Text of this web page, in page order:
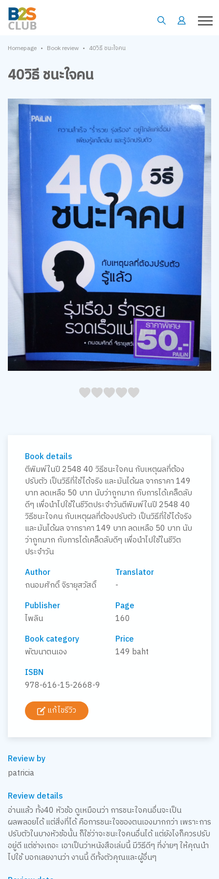
Homepage • Book review • 40วิธี ชนะใจคน
40วิธี ชนะใจคน
45
4
35
3
25
2
15
1
05
Book details
ตีพิมพ์ในปี 2548 40 วิธีชนะใจคน กับเหตุผลที่ต้อง
ปรับตัว เป็นวิธีที่ใช้ได้จริง และมันได้ผล จากราคา 149
บาท ลดเหลือ 50 บาท นับว่าถูกมาก กับการได้เคล็ดลับ
ดีๆ เพื่อนำไปใช้ในชีวิตประจำวันตีพิมพ์ในปี 2548 40
วิธีชนะใจคน กับเหตุผลที่ต้องปรับตัว เป็นวิธีที่ใช้ได้จริง
และมันได้ผล จากราคา 149 บาท ลดเหลือ 50 บาท นับ
ว่าถูกมาก กับการได้เคล็ดลับดีๆ เพื่อนำไปใช้ในชีวิต
ประจำวัน
Author
ถนอมศักดิ์ จิรายุสวัสดิ์
Translator
-
Publisher
ไพลิน
Page
160
Book category
พัฒนาตนเอง
Price
149 baht
ISBN
978-616-15-2668-9
แก้ไขรีวิว
Review by
patricia
Review details
อ่านแล้ว ทั้ง40 หัวข้อ ดูเหมือนว่า การชนะใจคนอื่นจะเป็น
ผลพลอยได้ แต่สิ่งที่ได้ คือการชนะใจของตนเองมากกว่า เพราะการ
ปรับตัวในบางหัวข้อนั้น ก็ใช่ว่าจะชนะใจคนอื่นได้ แต่ยังไงก็ควรปรับ
อยู่ดี แต่ช่างเถอะ เอาเป็นว่าหนังสือเล่มนี้ มีวิธีดีๆ ที่ง่ายๆ ให้คุณนำ
ไปใช้ บอกเลยงานว่า งานนี้ ดีทั้งตัวคุณและผู้อื่นๆ